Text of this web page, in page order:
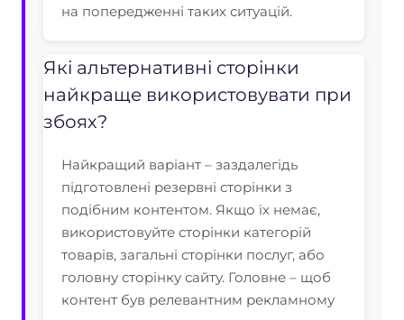
на попередженні таких ситуацій.
Які альтернативні сторінки
найкраще використовувати при
збоях?
Найкращий варіант – заздалегідь
підготовлені резервні сторінки з
подібним контентом. Якщо їх немає,
використовуйте сторінки категорій
товарів, загальні сторінки послуг, або
головну сторінку сайту. Головне – щоб
контент був релевантним рекламному